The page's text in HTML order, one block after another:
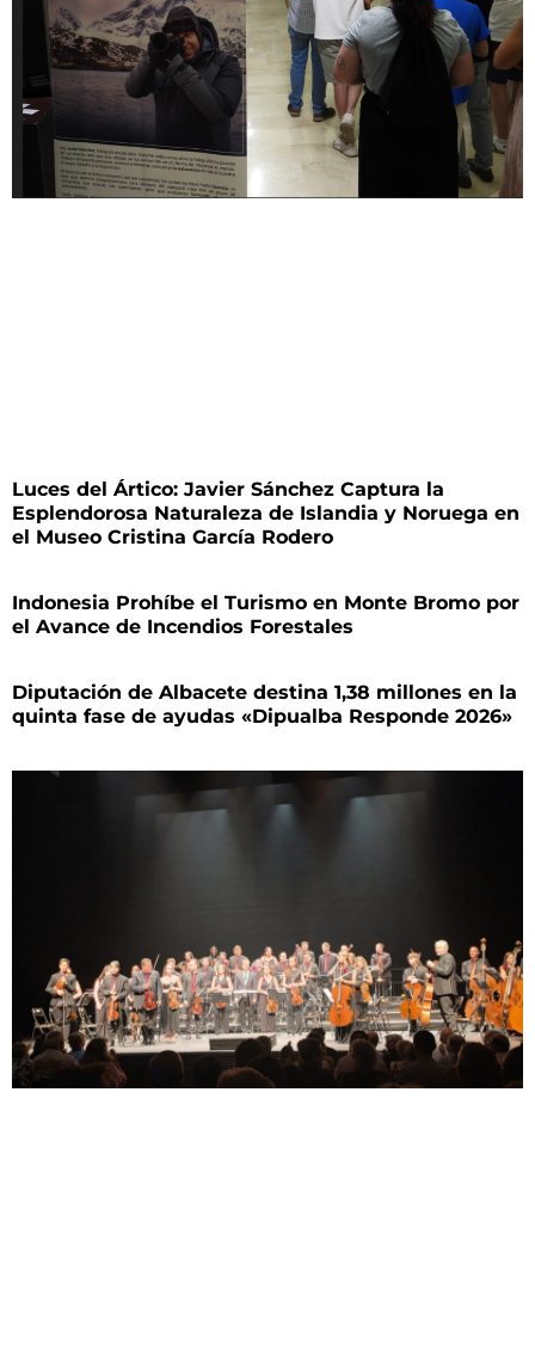
Luces del Ártico: Javier Sánchez Captura la
Esplendorosa Naturaleza de Islandia y Noruega en
el Museo Cristina García Rodero
Indonesia Prohíbe el Turismo en Monte Bromo por
el Avance de Incendios Forestales
Diputación de Albacete destina 1,38 millones en la
quinta fase de ayudas «Dipualba Responde 2026»